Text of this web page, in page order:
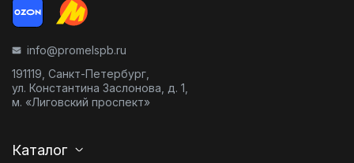
info@promelspb.ru
191119, Санкт-Петербург,
ул. Константина Заслонова, д. 1,
м. «Лиговский проспект»
Каталог